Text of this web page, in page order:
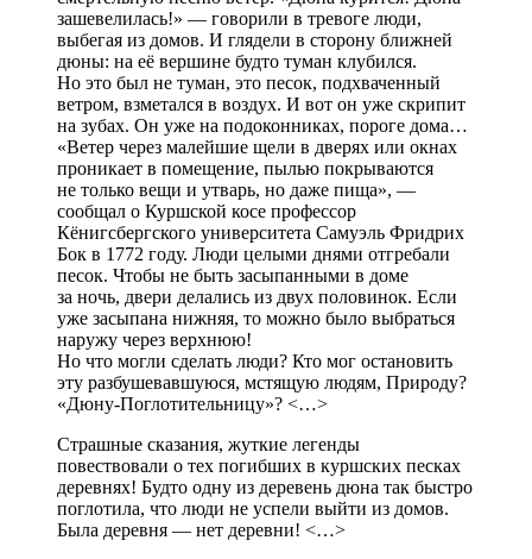
зашевелилась!» — говорили в тревоге люди,
выбегая из домов. И глядели в сторону ближней
дюны: на её вершине будто туман клубился.
Но это был не туман, это песок, подхваченный
ветром, взметался в воздух. И вот он уже скрипит
на зубах. Он уже на подоконниках, пороге дома…
«Ветер через малейшие щели в дверях или окнах
проникает в помещение, пылью покрываются
не только вещи и утварь, но даже пища», —
сообщал о Куршской косе профессор
Кёнигсбергского университета Самуэль Фридрих
Бок в 1772 году. Люди целыми днями отгребали
песок. Чтобы не быть засыпанными в доме
за ночь, двери делались из двух половинок. Если
уже засыпана нижняя, то можно было выбраться
наружу через верхнюю!
Но что могли сделать люди? Кто мог остановить
эту разбушевавшуюся, мстящую людям, Природу?
«Дюну-Поглотительницу»? <…>
Страшные сказания, жуткие легенды
повествовали о тех погибших в куршских песках
деревнях! Будто одну из деревень дюна так быстро
поглотила, что люди не успели выйти из домов.
Была деревня — нет деревни! <…>